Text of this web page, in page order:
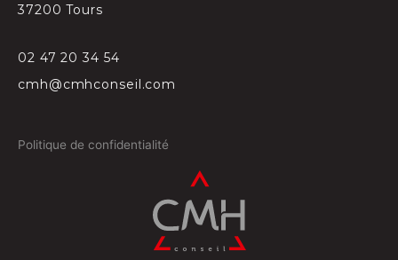
37200 Tours
02 47 20 34 54
cmh@cmhconseil.com
Politique de confidentialité